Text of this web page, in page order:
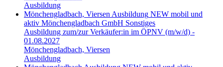
Ausbildung
Mönchengladbach, Viersen Ausbildung NEW mobil und
aktiv Mönchengladbach GmbH Sonstiges
Ausbildung zum/zur Verkäufer:in im ÖPNV (m/w/d) -
01.08.2027
Mönchengladbach, Viersen
Ausbildung